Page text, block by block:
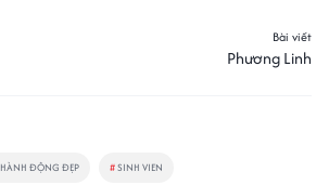
Bài viết
Phương Linh
HÀNH ĐỘNG ĐẸP #SINH VIEN